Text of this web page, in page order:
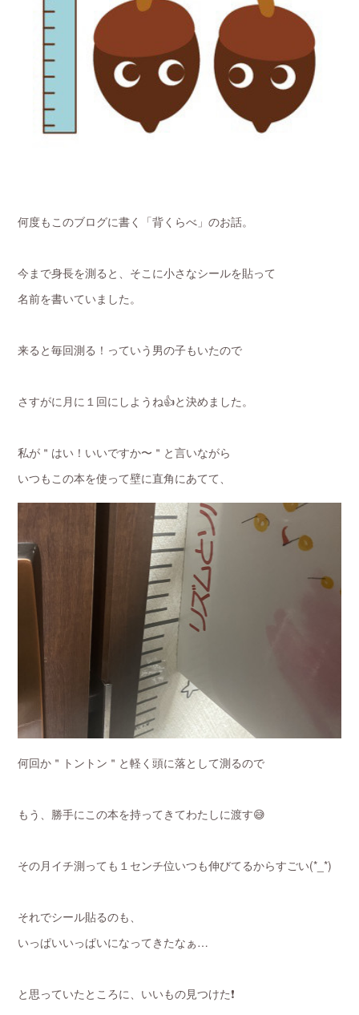
何度もこのブログに書く「背くらべ」のお話。
今まで身長を測ると、そこに小さなシールを貼って
名前を書いていました。
来ると毎回測る！っていう男の子もいたので
さすがに月に１回にしようね👍と決めました。
私が＂はい！いいですか〜＂と言いながら
いつもこの本を使って壁に直角にあてて、
何回か＂トントン＂と軽く頭に落として測るので
もう、勝手にこの本を持ってきてわたしに渡す😅
その月イチ測っても１センチ位いつも伸びてるからすごい(*_*)
それでシール貼るのも、
いっぱいいっぱいになってきたなぁ…
と思っていたところに、いいもの見つけた❗️